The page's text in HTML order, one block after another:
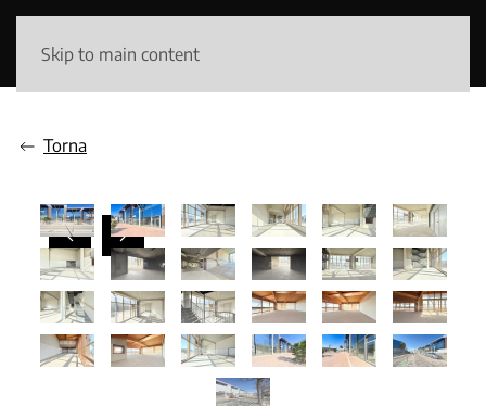
Skip to main content
Torna